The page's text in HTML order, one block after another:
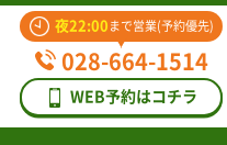
夜22:00 まで営業(予約優先)
028-664-1514
WEB予約はコチラ